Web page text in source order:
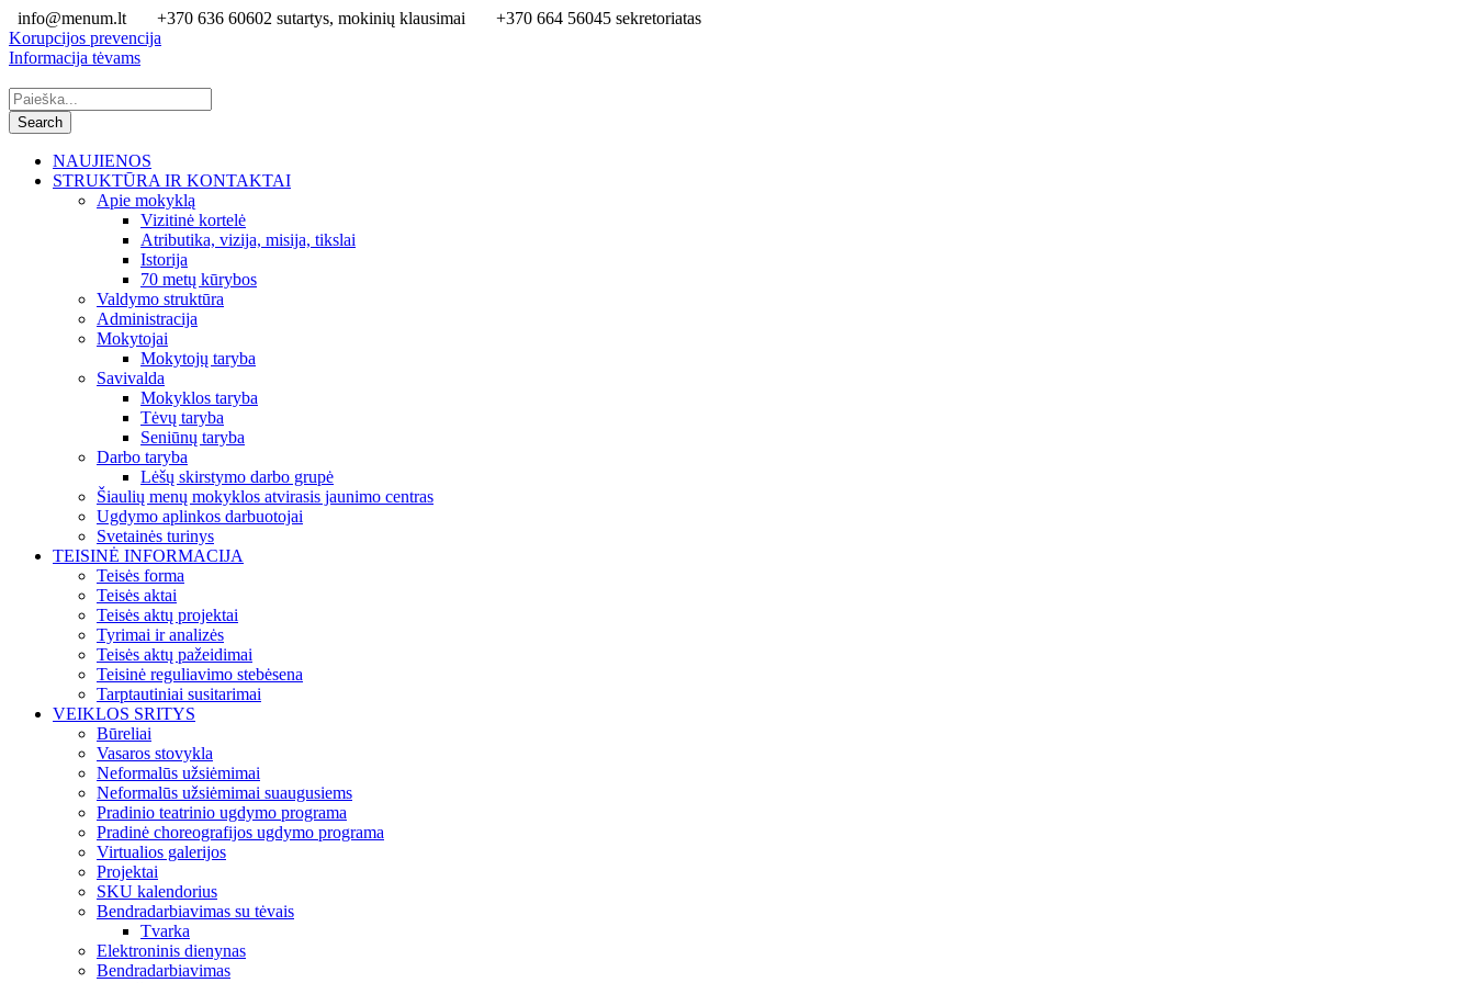
info@menum.lt +370 636 60602 sutartys, mokinių klausimai
+370 664 56045 sekretoriatas
Korupcijos prevencija
Informacija tėvams
NAUJIENOS
STRUKTŪRA IR KONTAKTAI
Apie mokyklą
Vizitinė kortelė
Atributika, vizija, misija, tikslai
Istorija
70 metų kūrybos
Valdymo struktūra
Administracija
Mokytojai
Mokytojų taryba
Savivalda
Mokyklos taryba
Tėvų taryba
Seniūnų taryba
Darbo taryba
Lėšų skirstymo darbo grupė
Šiaulių menų mokyklos atvirasis jaunimo centras
Ugdymo aplinkos darbuotojai
Svetainės turinys
TEISINĖ INFORMACIJA
Teisės forma
Teisės aktai
Teisės aktų projektai
Tyrimai ir analizės
Teisės aktų pažeidimai
Teisinė reguliavimo stebėsena
Tarptautiniai susitarimai
VEIKLOS SRITYS
Būreliai
Vasaros stovykla
Neformalūs užsiėmimai
Neformalūs užsiėmimai suaugusiems
Pradinio teatrinio ugdymo programa
Pradinė choreografijos ugdymo programa
Virtualios galerijos
Projektai
SKU kalendorius
Bendradarbiavimas su tėvais
Tvarka
Elektroninis dienynas
Bendradarbiavimas